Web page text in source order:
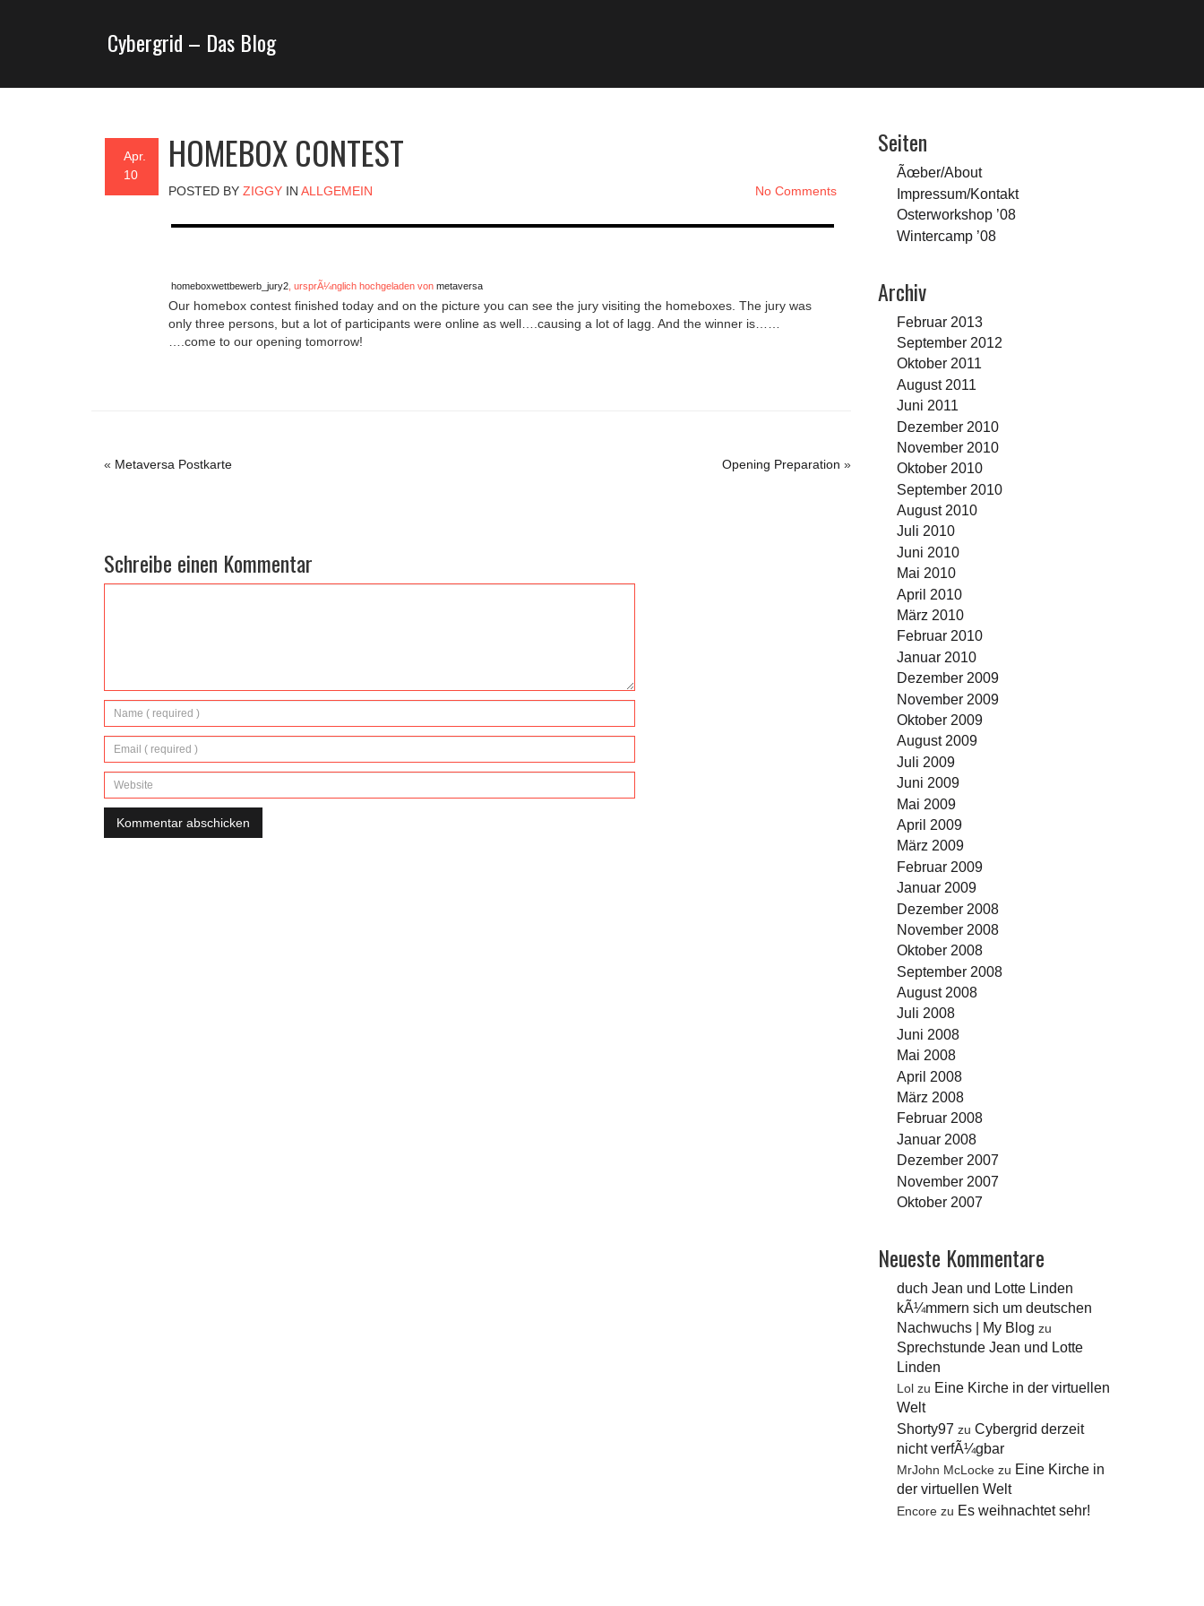
Cybergrid – Das Blog
Apr.
10
HOMEBOX CONTEST
POSTED BY ZIGGYIN ALLGEMEIN No Comments
homeboxwettbewerb_jury2, ursprÃ¼nglich hochgeladen von metaversa
Our homebox contest finished today and on the picture you can see the jury visiting the homeboxes. The jury was
only three persons, but a lot of participants were online as well….causing a lot of lagg. And the winner is……
….come to our opening tomorrow!
« Metaversa Postkarte Opening Preparation »
Schreibe einen Kommentar
Seiten
Ãœber/About
Impressum/Kontakt
Osterworkshop ’08
Wintercamp ’08
Archiv
Februar 2013
September 2012
Oktober 2011
August 2011
Juni 2011
Dezember 2010
November 2010
Oktober 2010
September 2010
August 2010
Juli 2010
Juni 2010
Mai 2010
April 2010
März 2010
Februar 2010
Januar 2010
Dezember 2009
November 2009
Oktober 2009
August 2009
Juli 2009
Juni 2009
Mai 2009
April 2009
März 2009
Februar 2009
Januar 2009
Dezember 2008
November 2008
Oktober 2008
September 2008
August 2008
Juli 2008
Juni 2008
Mai 2008
April 2008
März 2008
Februar 2008
Januar 2008
Dezember 2007
November 2007
Oktober 2007
Neueste Kommentare
duch Jean und Lotte Linden
kÃ¼mmern sich um deutschen
Nachwuchs | My Blog zu
Sprechstunde Jean und Lotte
Linden
Lolzu Eine Kirche in der virtuellen
Welt
Shorty97 zu Cybergrid derzeit
nicht verfÃ¼gbar
MrJohn McLockezu Eine Kirche in
der virtuellen Welt
Encorezu Es weihnachtet sehr!